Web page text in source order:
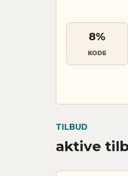
8%
KODE
TILBUD
aktive